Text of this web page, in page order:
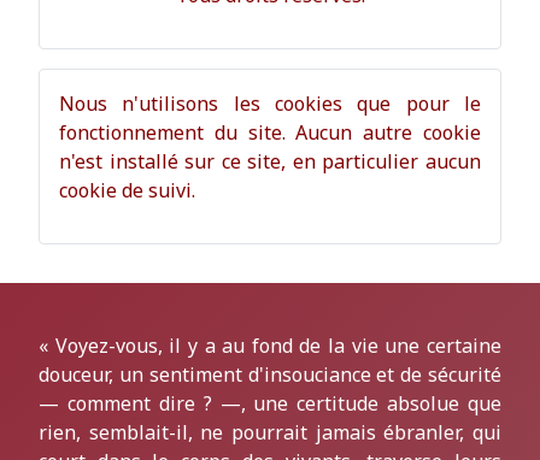
Nous n'utilisons les cookies que pour le
fonctionnement du site. Aucun autre cookie
n'est installé sur ce site, en particulier aucun
cookie de suivi.
« Voyez-vous, il y a au fond de la vie une certaine
douceur, un sentiment d'insouciance et de sécurité
— comment dire ? —, une certitude absolue que
rien, semblait-il, ne pourrait jamais ébranler, qui